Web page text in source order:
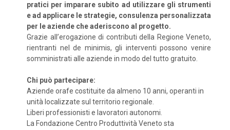
pratici per imparare subito ad utilizzare gli strumenti
e ad applicare le strategie, consulenza personalizzata
per le aziende che aderiscono al progetto.
Grazie all’erogazione di contributi della Regione Veneto,
rientranti nel de minimis, gli interventi possono venire
somministrati alle aziende in modo del tutto gratuito.
Chi può partecipare:
Aziende orafe costituite da almeno 10 anni, operanti in
unità localizzate sul territorio regionale.
Liberi professionisti e lavoratori autonomi.
La Fondazione Centro Produttività Veneto sta